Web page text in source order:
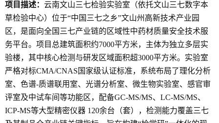
项目描述： 云南文山三七检验实验室（依托文山三七数字本
草检验中心）位于“中国三七之乡”文山州高新技术产业园
区，是面向全国三七产业链的区域性中药材质量安全技术服
务平台。项目总建筑面积约7000平方米，主体为独立多层实
验楼，其中核心检测与研发区域面积超3000平方米。实验室
严格对标CMA/CNAS国家级认证标准，系统布局了理化分析
室、色谱-质谱联用室、光谱分析室、微生物实验室、感官审
评室及中试车间等功能区，配备GC-MS/MS、LC-MS/MS、
ICP-MS等大型精密仪器 120余台（套），检测能力覆盖三七